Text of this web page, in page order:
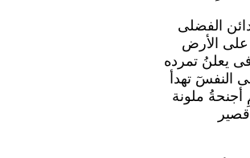
الفضلى
على الأرض
يعلنُ تمرده
تهدأ
ملونة